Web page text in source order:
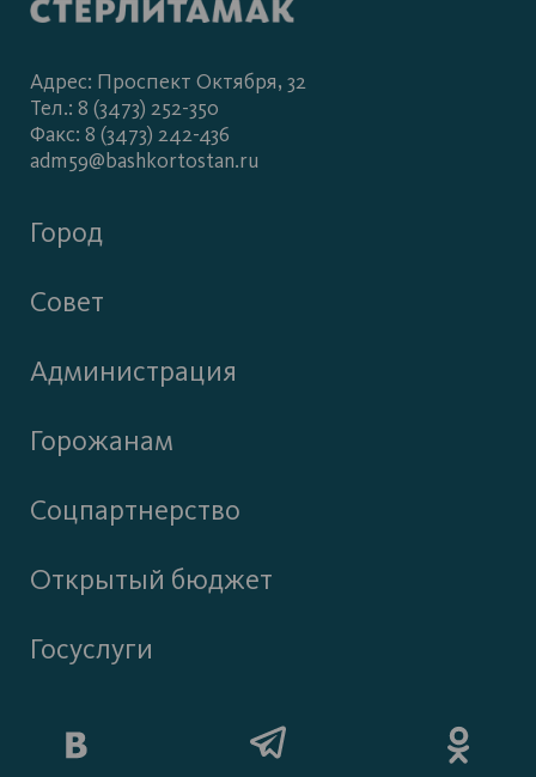
Адрес: Проспект Октября, 32
Тел.: 8 (3473) 252-350
Факс: 8 (3473) 242-436
adm59@bashkortostan.ru
Город
Совет
Администрация
Горожанам
Соцпартнерство
Открытый бюджет
Госуслуги